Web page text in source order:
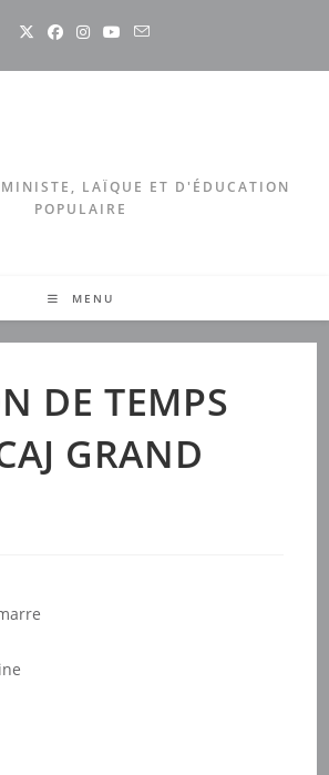
LAÏQUE ET D'ÉDUCATION
POPULAIRE
MENU
DE TEMPS
GRAND